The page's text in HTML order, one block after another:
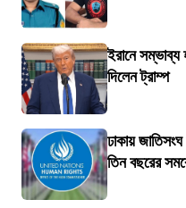
ইরানে
দিলেন ট্রাম্প
ঢাকায়
তিন বছরের